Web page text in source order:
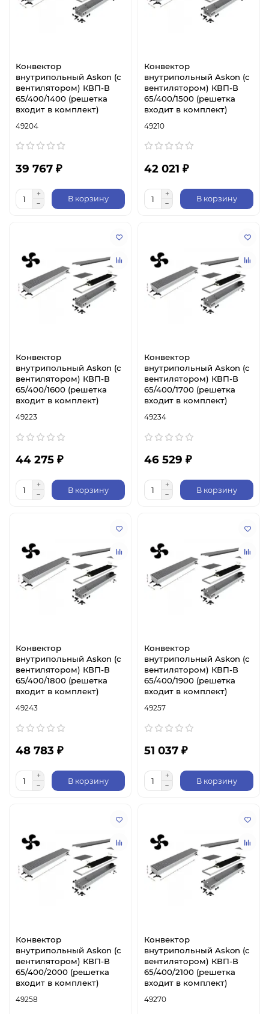
Конвектор
внутрипольный Askon (с
вентилятором) КВП-В
65/400/1400 (решетка
входит в комплект)
49204
39 767 ₽
В корзину
Конвектор
внутрипольный Askon (с
вентилятором) КВП-В
65/400/1500 (решетка
входит в комплект)
49210
42 021 ₽
В корзину
Конвектор
внутрипольный Askon (с
вентилятором) КВП-В
65/400/1600 (решетка
входит в комплект)
49223
44 275 ₽
В корзину
Конвектор
внутрипольный Askon (с
вентилятором) КВП-В
65/400/1700 (решетка
входит в комплект)
49234
46 529 ₽
В корзину
Конвектор
внутрипольный Askon (с
вентилятором) КВП-В
65/400/1800 (решетка
входит в комплект)
49243
48 783 ₽
В корзину
Конвектор
внутрипольный Askon (с
вентилятором) КВП-В
65/400/1900 (решетка
входит в комплект)
49257
51 037 ₽
В корзину
Конвектор
внутрипольный Askon (с
вентилятором) КВП-В
65/400/2000 (решетка
входит в комплект)
49258
Конвектор
внутрипольный Askon (с
вентилятором) КВП-В
65/400/2100 (решетка
входит в комплект)
49270